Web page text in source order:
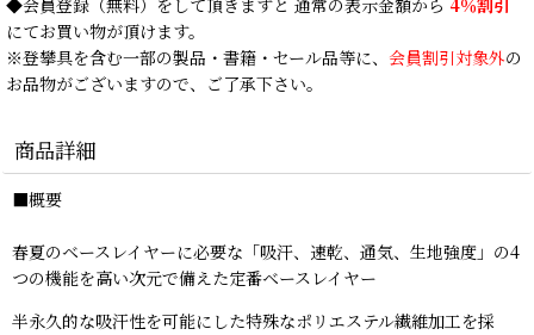
◆会員登録 （無料）をして頂きますと 通常の表示金額から 4％割引
にてお買い物が頂けます。
※登攀具を含む一部の製品・書籍・セール品等に、 会員割引対象外の
お品物がございますので、ご了承下さい。
商品詳細
■概要
春夏のベースレイヤーに必要な「吸汗、速乾、通気、生地強度」の4
つの機能を高い次元で備えた定番ベースレイヤー
半永久的な吸汗性を可能にした特殊なポリエステル繊維加工を採